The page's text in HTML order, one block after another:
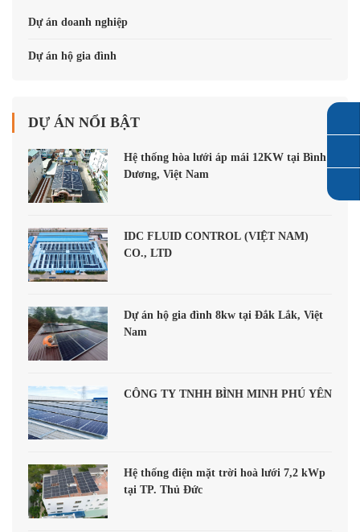
CÔNG TY TNHH BÌNH MINH PHÚ YÊN
Dự án doanh nghiệp
Dự án hộ gia đình
DỰ ÁN NỔI BẬT
Hệ thống hòa lưới áp mái 12KW tại Bình
Dương, Việt Nam
IDC FLUID CONTROL (VIỆT NAM)
CO., LTD
Dự án hộ gia đình 8kw tại Đắk Lắk, Việt
Nam
CÔNG TY TNHH BÌNH MINH PHÚ YÊN
Hệ thống điện mặt trời hoà lưới 7,2 kWp
tại TP. Thủ Đức